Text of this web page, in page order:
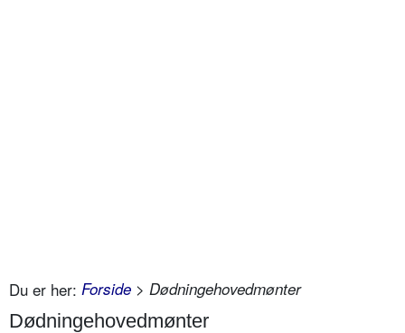
Du er her: Forside > Dødningehovedmønter
Dødningehovedmønter